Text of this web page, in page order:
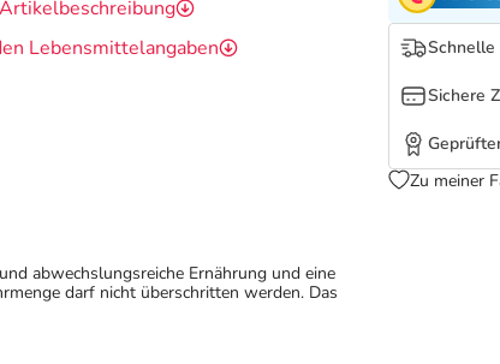
Lebensmittelangaben
Sichere
Zu meiner
abwechslungsreiche Ernährung und eine
darf nicht überschritten werden. Das